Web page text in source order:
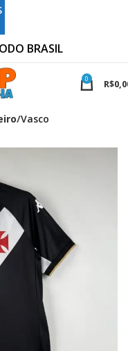
BRASIL
0 R$
Vasco